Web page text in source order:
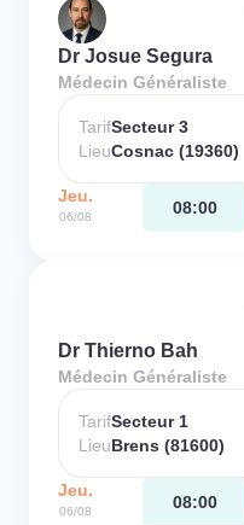
Dr Josue Segura
Médecin Généraliste
TarifSecteur 3
LieuCosnac (19360)
Jeu.
06/08 08:00
Dr Thierno Bah
Médecin Généraliste
TarifSecteur 1
LieuBrens (81600)
Jeu.
06/08 08:00